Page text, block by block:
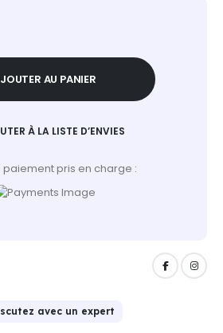
AU PANIER
À LA LISTE D’ENVIES
paiement pris en charge :
avec un expert